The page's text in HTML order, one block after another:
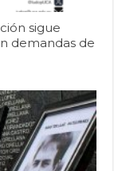
sigue
demandas de